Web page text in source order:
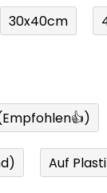
30x40cm
Auf